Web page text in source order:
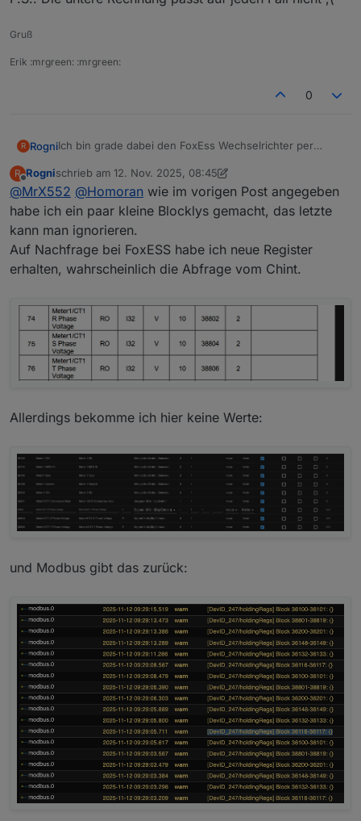
Gruß
Erik :mrgreen: :mrgreen:
0
R RogniIch bin grade dabei den FoxEss Wechselrichter per
Einmal die Solar Panel Leistung und einmal Einspeisung
und Bezug.
Ich habe mal versucht den Eigenverbrauch zu ermitteln:
Keien Gewähr ob das so richtig ist. Laut meiner Tabelle
würde der WR zwischen 100 und 150W verbrauchen.
P.S.: Die untere Rechnung passt auf jeden Fall nicht ;(
R
Offline
Rognischrieb am 12. Nov. 2025, 08:45
zuletzt editiert von Rogni11. Dez. 2025, 09:49
@MrX552 @Homoran wie im vorigen Post angegeben
habe ich ein paar kleine Blocklys gemacht, das letzte
kann man ignorieren.
Auf Nachfrage bei FoxESS habe ich neue Register
erhalten, wahrscheinlich die Abfrage vom Chint.
Allerdings bekomme ich hier keine Werte:
und Modbus gibt das zurück: